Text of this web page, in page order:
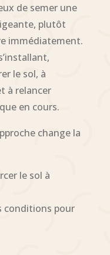
de semer une
plutôt
immédiatement.
le sol, à
à relancer
en cours.
change la
le sol à
conditions pour